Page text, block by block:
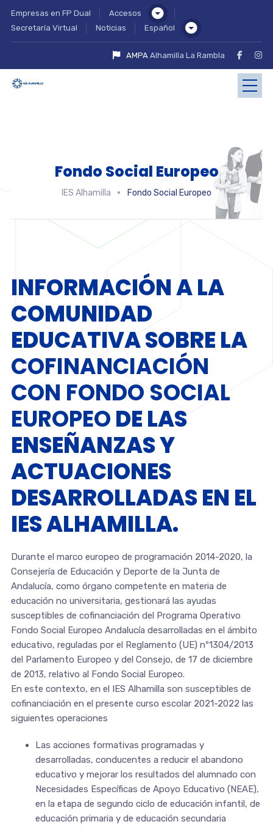
Empresas en FP Dual
Accesos
Secretaría Virtual
Noticias Español
AMPAAlhamilla La Rambla
Fondo Social Europeo
IES Alhamilla Fondo Social Europeo
INFORMACIÓN A LA
COMUNIDAD
EDUCATIVA SOBRE LA
COFINANCIACIÓN
CON FONDO SOCIAL
EUROPEODE LAS
ENSEÑANZAS Y
ACTUACIONES
DESARROLLADAS EN EL
IES ALHAMILLA.
Durante el marco europeo de programación 2014-2020, la
Consejería de Educación y Deporte de la Junta de
Andalucía, como órgano competente en materia de
educación no universitaria, gestionará las ayudas
susceptibles de cofinanciación del Programa Operativo
Fondo Social Europeo Andalucía desarrolladas en el ámbito
educativo, reguladas por el Reglamento (UE) nº1304/2013
del Parlamento Europeo y del Consejo, de 17 de diciembre
de 2013, relativo al Fondo Social Europeo.
En este contexto, en el IES Alhamilla son susceptibles de
cofinanciación en el presente curso escolar 2021-2022 las
siguientes operaciones
Las acciones formativas programadas y
desarrolladas, conducentes a reducir el abandono
educativo y mejorar los resultados del alumnado con
Necesidades Específicas de Apoyo Educativo (NEAE),
en la etapa de segundo ciclo de educación infantil, de
educación primaria y de educación secundaria